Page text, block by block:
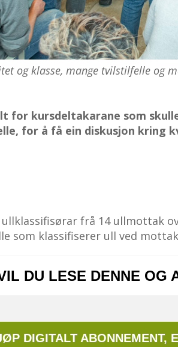
og klasse, mange tvilstilfelle og
for kurs­deltakarane som
for å få ein dis­kusjon kring
ullklassifisørar frå 14 ullmottak
som klassifiserer ull ved
DU LESE DENNE OG
DIGITALT ABONNEMENT,